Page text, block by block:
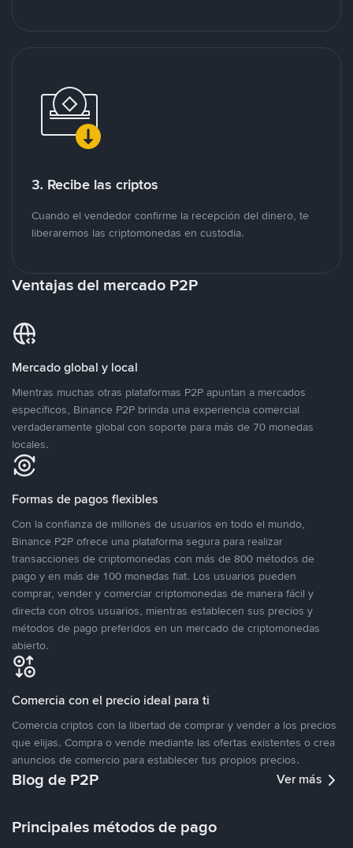
3. Recibe las criptos
Cuando el vendedor confirme la recepción del dinero, te
liberaremos las criptomonedas en custodia.
Ventajas del mercado P2P
Mercado global y local
Mientras muchas otras plataformas P2P apuntan a mercados
específicos, Binance P2P brinda una experiencia comercial
verdaderamente global con soporte para más de 70 monedas
locales.
Formas de pagos flexibles
Con la confianza de millones de usuarios en todo el mundo,
Binance P2P ofrece una plataforma segura para realizar
transacciones de criptomonedas con más de 800 métodos de
pago y en más de 100 monedas fiat. Los usuarios pueden
comprar, vender y comerciar criptomonedas de manera fácil y
directa con otros usuarios, mientras establecen sus precios y
métodos de pago preferidos en un mercado de criptomonedas
abierto.
Comercia con el precio ideal para ti
Comercia criptos con la libertad de comprar y vender a los precios
que elijas. Compra o vende mediante las ofertas existentes o crea
anuncios de comercio para establecer tus propios precios.
Blog de P2P Ver más
Principales métodos de pago